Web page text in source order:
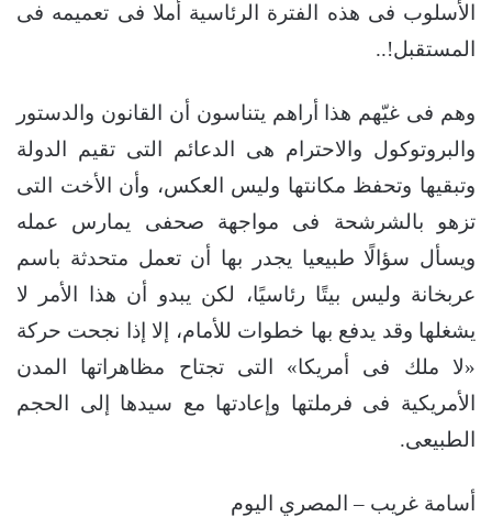
الأسلوب فى هذه الفترة الرئاسية أملا فى تعميمه فى
المستقبل!..
وهم فى غيّهم هذا أراهم يتناسون أن القانون والدستور
والبروتوكول والاحترام هى الدعائم التى تقيم الدولة
وتبقيها وتحفظ مكانتها وليس العكس، وأن الأخت التى
تزهو بالشرشحة فى مواجهة صحفى يمارس عمله
ويسأل سؤالًا طبيعيا يجدر بها أن تعمل متحدثة باسم
عربخانة وليس بيتًا رئاسيًا، لكن يبدو أن هذا الأمر لا
يشغلها وقد يدفع بها خطوات للأمام، إلا إذا نجحت حركة
«لا ملك فى أمريكا» التى تجتاح مظاهراتها المدن
الأمريكية فى فرملتها وإعادتها مع سيدها إلى الحجم
الطبيعى.
أسامة غريب – المصري اليوم